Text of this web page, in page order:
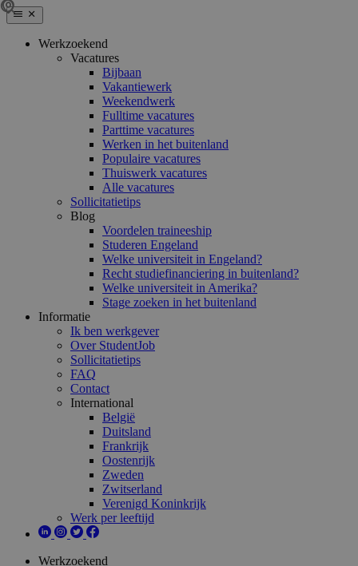
Werkzoekend
Vacatures
Bijbaan
Vakantiewerk
Weekendwerk
Fulltime vacatures
Parttime vacatures
Werken in het buitenland
Populaire vacatures
Thuiswerk vacatures
Alle vacatures
Sollicitatietips
Blog
Voordelen traineeship
Studeren Engeland
Welke universiteit in Engeland?
Recht studiefinanciering in buitenland?
Welke universiteit in Amerika?
Stage zoeken in het buitenland
Informatie
Ik ben werkgever
Over StudentJob
Sollicitatietips
FAQ
Contact
International
België
Duitsland
Frankrijk
Oostenrijk
Zweden
Zwitserland
Verenigd Koninkrijk
Werk per leeftijd
Werkzoekend